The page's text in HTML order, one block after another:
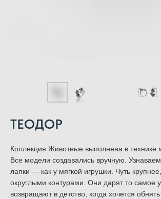
ТЕОДОР
Коллекция Животные выполнена в технике
Все модели создавались вручную.
лапки — как у мягкой игрушки. Чуть
округлыми контурами. Они дарят то самое
возвращают в детство, когда хочется